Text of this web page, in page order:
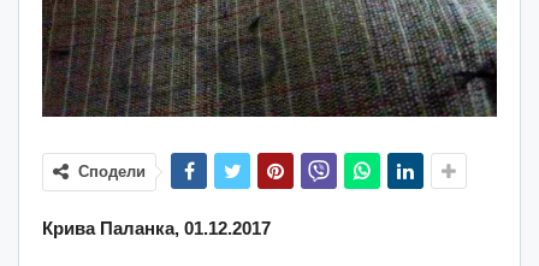
Сподели
Крива Паланка, 01.12.2017